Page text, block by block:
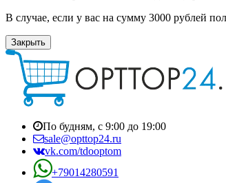
В случае, если у вас на сумму 3000 рублей
Закрыть
По будням, с 9:00 до 19:00
sale@opttop24.ru
vk.com/tdooptom
+79014280591